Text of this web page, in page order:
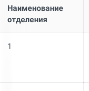
Наименование
отделения
1